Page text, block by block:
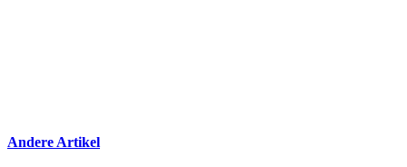
Andere Artikel